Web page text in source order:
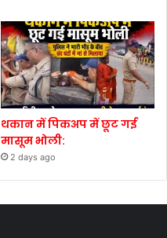
थकान में पिकअप में छूट गई
मासूम भोली:
2 days ago